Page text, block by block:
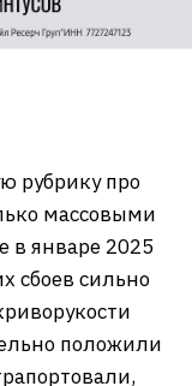
рубрику про
массовыми
в январе 2025
сбоев сильно
положили